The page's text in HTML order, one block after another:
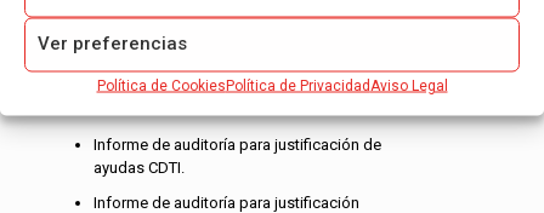
Ver preferencias
Política de CookiesPolítica de Privacidad Aviso Legal
INFORME DE JUSTIFICACIÓN DE
Informe de auditoría para justificación de
ayudas CDTI.
Informe de auditoría para justificación